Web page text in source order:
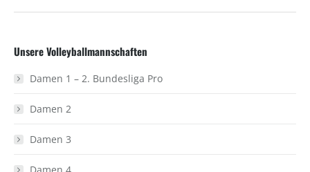
Unsere Volleyballmannschaften
Damen 1 – 2. Bundesliga Pro
Damen 2
Damen 3